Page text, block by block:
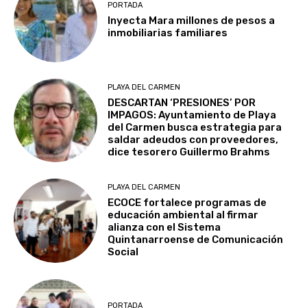
PORTADA
Inyecta Mara millones de pesos a
inmobiliarias familiares
PLAYA DEL CARMEN
DESCARTAN ‘PRESIONES’ POR
IMPAGOS: Ayuntamiento de Playa
del Carmen busca estrategia para
saldar adeudos con proveedores,
dice tesorero Guillermo Brahms
PLAYA DEL CARMEN
ECOCE fortalece programas de
educación ambiental al firmar
alianza con el Sistema
Quintanarroense de Comunicación
Social
PORTADA